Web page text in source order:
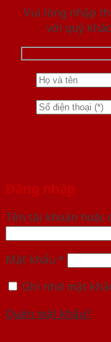
Vui lòng nhập
với quý
Đăng nhập
Tên tài khoản hoặc
Mật khẩu *
Ghi nhớ mật
Quên mật khẩu?